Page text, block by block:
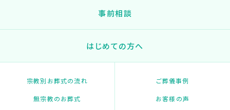
事前相談
はじめての方へ
宗教別お葬式の流れ
無宗教のお葬式
ご葬儀事例
お客様の声